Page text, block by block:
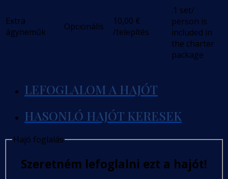
Extra
ágyneműk
Opcionális 10,00 €
/telepítés
.1 set/
person is
included in
the charter
package
LEFOGLALOM A HAJÓT
HASONLÓ HAJÓT KERESEK
Hajó foglalás
Szeretném lefoglalni ezt a hajót!